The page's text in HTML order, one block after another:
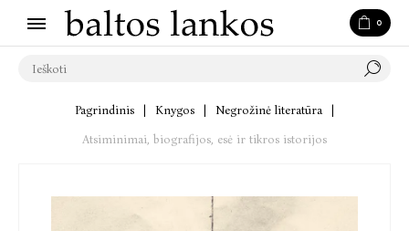
0
Pagrindinis Knygos Negrožinė literatūra
Atsiminimai, biografijos, esė ir tikros istorijos